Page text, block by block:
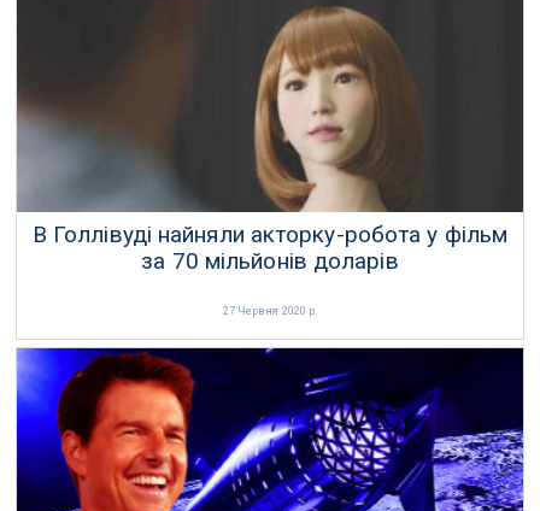
В Голлівуді найняли акторку-робота у фільм
за 70 мільйонів доларів
27 Червня 2020 р.